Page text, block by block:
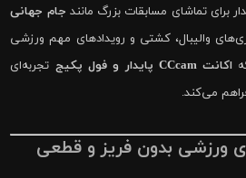
برای تماشای مسابقات بزرگ مانند جام جهانی
والیبال، کشتی و رویدادهای مهم ورزشی
اکانت CCcam پایدار و فول پکیج
تجربه‌ای
می‌کند.
ورزشی بدون فریز و قطعی